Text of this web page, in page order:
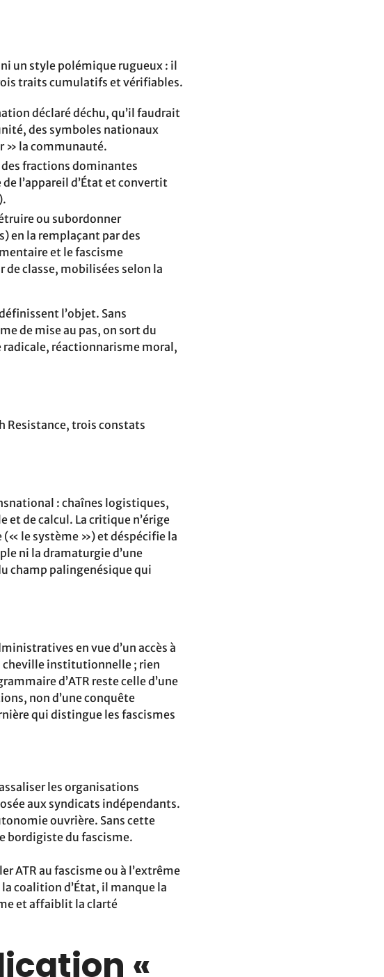
un style polémique rugueux : il
traits cumulatifs et vérifiables.
déclaré déchu, qu’il faudrait
des symboles nationaux
» la communauté.
fractions dominantes
l’appareil d’État et convertit
ou subordonner
en la remplaçant par des
et le fascisme
classe, mobilisées selon la
l’objet. Sans
de mise au pas, on sort du
radicale, réactionnarisme moral,
Resistance, trois constats
: chaînes logistiques,
de calcul. La critique n’érige
(« le système ») et déspécifie la
ni la dramaturgie d’une
champ palingenésique qui
en vue d’un accès à
cheville institutionnelle ; rien
d’ATR reste celle d’une
non d’une conquête
qui distingue les fascismes
les organisations
aux syndicats indépendants.
ouvrière. Sans cette
bordigiste du fascisme.
ATR au fascisme ou à l’extrême
coalition d’État, il manque la
et affaiblit la clarté
«